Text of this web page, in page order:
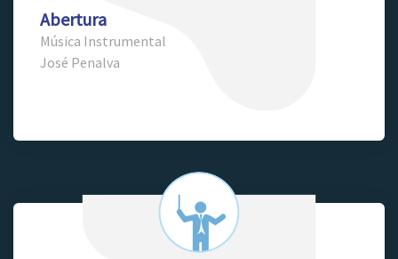
Abertura
Música Instrumental
José Penalva